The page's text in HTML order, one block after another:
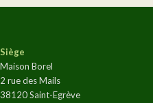
Siège
Maison Borel
2 rue des Mails
38120 Saint-Egrève